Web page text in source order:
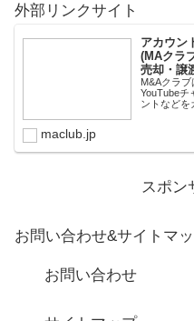
外部リンクサイト
アカウン
(MAクラ
売却・譲
M&Aクラ
YouTubeチ
ントなどを
maclub.jp
スポン
お問い合わせ&サイトマ
お問い合わせ